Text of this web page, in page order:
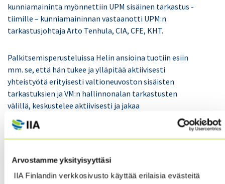
Arvostamme yksityisyyttäsi
IIA Finlandin verkkosivusto käyttää erilaisia evästeitä
kunniamaininta myönnettiin UPM sisäinen tarkastus -
tiimille – kunniamaininnan vastaanotti UPM:n
tarkastusjohtaja Arto Tenhula, CIA, CFE, KHT.
Palkitsemisperusteluissa Helin ansioina tuotiin esiin
mm. se, että hän tukee ja ylläpitää aktiivisesti
yhteistyötä erityisesti valtioneuvoston sisäisten
tarkastuksien ja VM:n hallinnonalan tarkastusten
välillä, keskustelee aktiivisesti ja jakaa
tarkastuskokemusta muiden tarkastajien kesken.
Yhteistyön tukeminen sujuvoittaa sisäisen
tarkastuksen työtä ja lisää tarkastajien luottamusta
sisäisen tarkastuksen yksiköille.